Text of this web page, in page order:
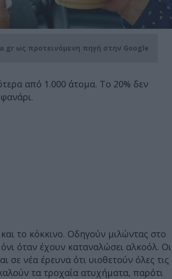
ως προτεινόμενη πηγή στην Google
από 1.000 άτομα. Το 20% δεν
το κόκκινο. Οδηγούν μιλώντας στο
όταν έχουν καταναλώσει αλκοόλ. Οι
σε νέα έρευνα ότι υιοθετούν όλες τις
τα τροχαία ατυχήματα, παρότι